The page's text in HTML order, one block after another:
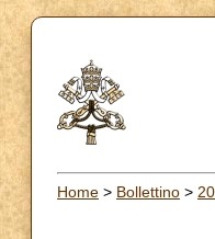
Home > Bollettino >